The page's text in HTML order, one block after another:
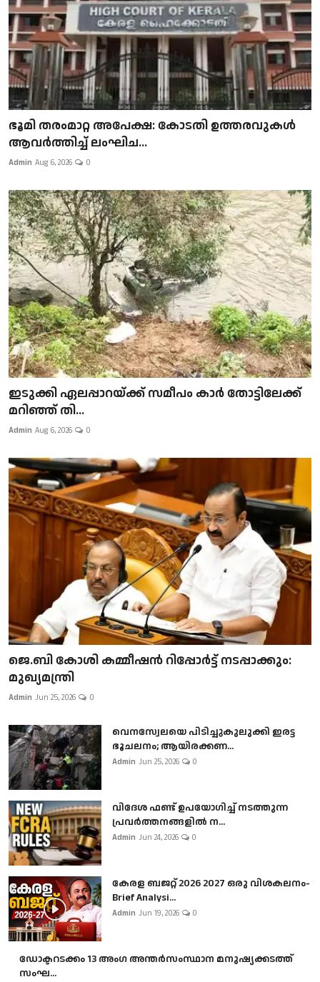
ഭൂമി തരംമാറ്റ അപേക്ഷ: കോടതി ഉത്തരവുകൾ
ആവർത്തിച്ച് ലംഘിച...
Admin Aug 6, 2026 0
ഇടുക്കി ഏലപ്പാറയ്ക്ക് സമീപം കാർ തോട്ടിലേക്ക്
മറിഞ്ഞ് തി...
Admin Aug 6, 2026 0
ജെ.ബി കോശി കമ്മീഷൻ റിപ്പോർട്ട് നടപ്പാക്കും:
മുഖ്യമന്ത്രി
Admin Jun 25, 2026 0
വെനസ്വേലയെ പിടിച്ചുകുലുക്കി ഇരട്ട
ഭൂചലനം; ആയിരക്കണ...
Admin Jun 25, 2026 0
വിദേശ ഫണ്ട് ഉപയോഗിച്ച് നടത്തുന്ന
പ്രവർത്തനങ്ങളിൽ ന...
Admin Jun 24, 2026 0
കേരള ബജറ്റ് 2026 2027 ഒരു വിശകലനം-
Brief Analysi...
Admin Jun 19, 2026 0
ഡോക്ടറടക്കം 13 അംഗ അന്തർസംസ്ഥാന മനുഷ്യക്കടത്ത്
സംഘ...